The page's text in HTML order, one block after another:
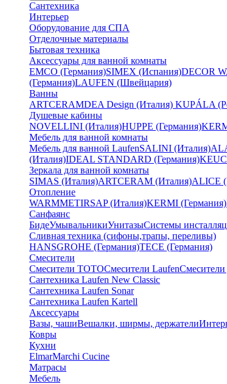
Сантехника
Интерьер
Оборудование для СПА
Отделочные материалы
Бытовая техника
Аксессуары для ванной комнаты
EMCO (Германия)SIMEX (Испания)DECOR
(Германия)LAUFEN (Швейцария)
Ванны
ARTCERAMDEA Design (Италия) KUPÁLA
Душевые кабины
NOVELLINI (Италия)HUPPE (Германия)
Мебель для ванной комнаты
Мебель для ванной LaufenSALINI (Италия)
(Италия)IDEAL STANDARD (Германия)
Зеркала для ванной комнаты
SIMAS (Италия)ARTCERAM (Италия)ALICE
Отопление
WARMMETIRSAP (Италия)KERMI (Германия)
Санфаянс
БидеУмывальникиУнитазыСистемы
Сливная техника (сифоны,трапы, переливы)
HANSGROHE (Германия)TECE (Германия)
Смесители
Смесители TOTOСмесители Laufen
Сантехника Laufen New Classic
Сантехника Laufen Sonar
Сантехника Laufen Kartell
Аксессуары
Вазы, чашиВешалки, ширмы, держатели
Ковры
Кухни
ElmarMarchi Cucine
Матрасы
Мебель